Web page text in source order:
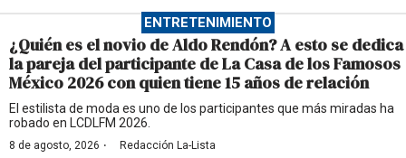
ENTRETENIMIENTO
¿Quién es el novio de Aldo Rendón? A esto se dedica
la pareja del participante de La Casa de los Famosos
México 2026 con quien tiene 15 años de relación
El estilista de moda es uno de los participantes que más miradas ha
robado en LCDLFM 2026.
8 de agosto, 2026 · Redacción La-Lista